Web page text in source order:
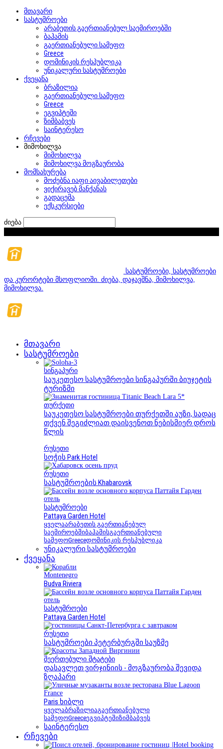
მთავარი
სასტუმროები
არაბეთის გაერთიანებულ საემიროებში
ბაჰამის
გაერთიანებული სამეფო
Greece
დომინიკის რესპუბლიკა
უნიკალური სასტუმროები
ქვეყანა
ბრაზილია
გაერთიანებული სამეფო
Greece
ეგვიპტეში
ზიმბაბვეს
საინტერესო
რჩევები
მიმოხილვა
მიმოხილვა
მიმოხილვა მოგზაურობა
მომსახურება
მოძებნა იაფი აივაბილეთები
ვიქირავებ მანქანას
გადაცემა
ექსკურსიები
ძიება
სასტუმროები, სასტუმროები
და კურორტები მსოფლიოში. ძიება, დაჯავშნა, მიმოხილვა,
მიმოხილვა.
მთავარი
სასტუმროები
სინგაპური
საუკეთესო სასტუმროები სინგაპურში ბიუჯეტის
ტურიზმი
თურქეთი
საუკეთესო სასტუმროები თურქეთში აუზი, სადაც
თქვენ შეგიძლიათ დაისვენოთ ნებისმიერ დროს
წლის
რუსეთი
სოჭის Park Hotel
რუსეთი
სასტუმროების Khabarovsk
სასტუმროები
Pattaya Garden Hotel
ყველაარაბეთის გაერთიანებულ
საემიროებშიბაჰამისგაერთიანებული
სამეფოGreeceდომინიკის რესპუბლიკა
უნიკალური სასტუმროები
ქვეყანა
Montenegro
Budva Riviera
სასტუმროები
Pattaya Garden Hotel
რუსეთი
სასტუმროები პეტერბურგში საუზმე
შეერთებული შტატები
დასავლეთ ვირჯინიის - მოგზაურობა შევიდა
ზღაპარი
France
Paris ხიბლი
ყველაბრაზილიაგაერთიანებული
სამეფოGreeceეგვიპტეშიზიმბაბვეს
საინტერესო
რჩევები